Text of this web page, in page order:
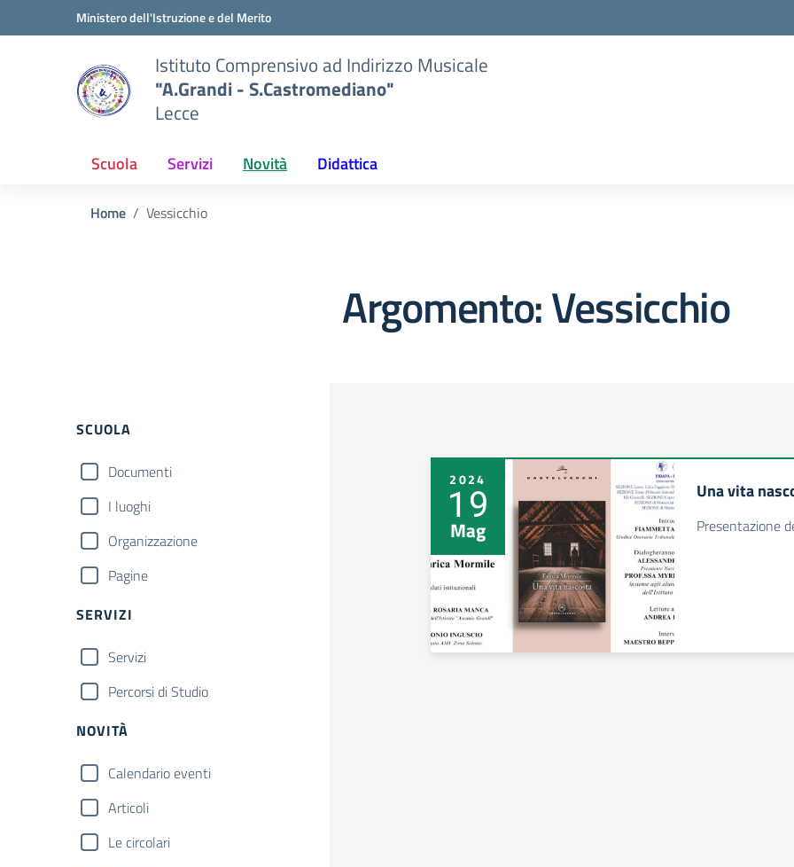
Vai ai contenuti
Vai al menu di navigazioneMinistero dell'Istruzione e del Merito
Istituto Comprensivo ad Indirizzo Musicale
"A.Grandi - S.Castromediano"
Lecce
Scuola Servizi Novità Didattica
Home Vessicchio
Argomento: Vessicchio
Filtri
SCUOLA
Documenti
I luoghi
Organizzazione
Pagine
SERVIZI
Servizi
Percorsi di Studio
NOVITÀ
Calendario eventi
Articoli
Le circolari
2024
19
Mag
Una vita
Presentazione